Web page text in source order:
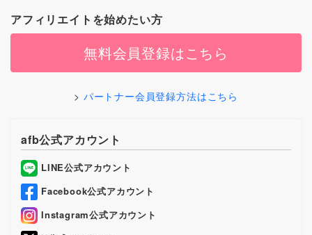
アフィリエイトを始めたい方
無料会員登録はこちら
パートナー会員登録方法はこちら
afb公式アカウント
LINE公式アカウント
Facebook公式アカウント
Instagram公式アカウント